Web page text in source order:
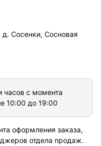
Сосенки, Сосновая
часов с момента
10:00 до 19:00
оформления заказа,
отдела продаж.